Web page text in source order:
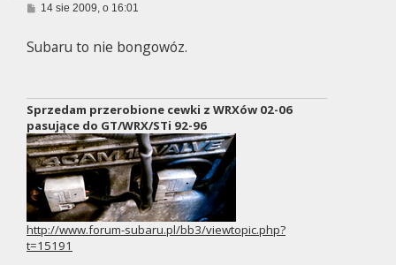
P14 sie 2009, o 16:01
Subaru to nie bongowóz.
Sprzedam przerobione cewki z WRXów 02-06
pasujące do GT/WRX/STi 92-96
http://www.forum-subaru.pl/bb3/viewtopic.php?
t=15191